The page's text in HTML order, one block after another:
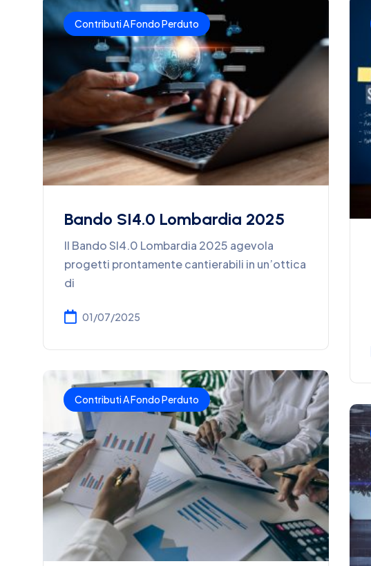
Contributi A Fondo Perduto
Bando SI4.0 Lombardia 2025
Il Bando SI4.0 Lombardia 2025 agevola
progetti prontamente cantierabili in un’ottica
di
01/07/2025
Contributi A Fondo Perduto